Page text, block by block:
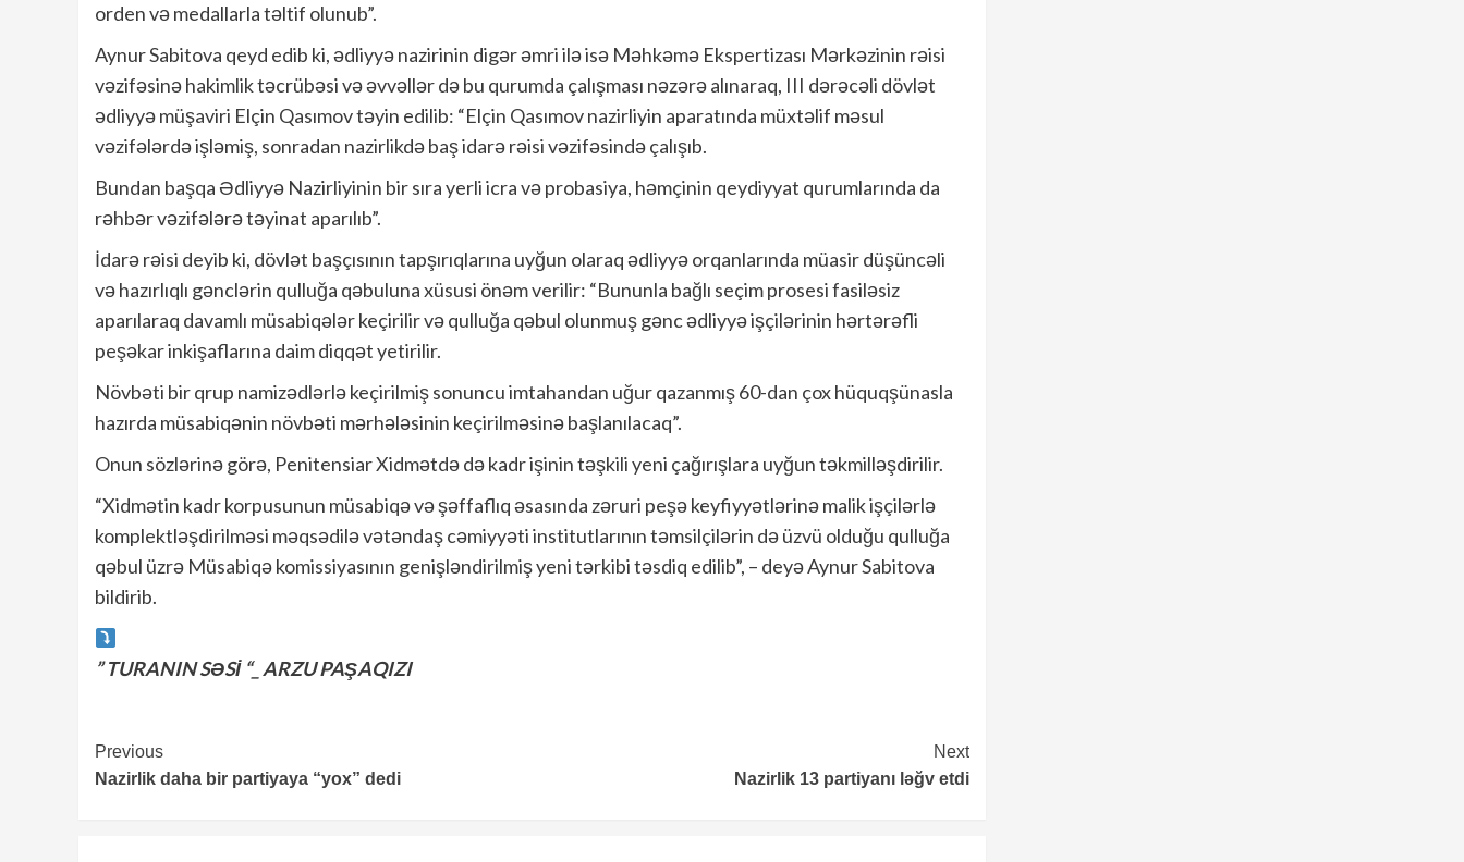
orden və medallarla təltif olunub”.
Aynur Sabitova qeyd edib ki, ədliyyə nazirinin digər əmri ilə isə Məhkəmə Ekspertizası Mərkəzinin rəisi
vəzifəsinə hakimlik təcrübəsi və əvvəllər də bu qurumda çalışması nəzərə alınaraq, III dərəcəli dövlət
ədliyyə müşaviri Elçin Qasımov təyin edilib: “Elçin Qasımov nazirliyin aparatında müxtəlif məsul
vəzifələrdə işləmiş, sonradan nazirlikdə baş idarə rəisi vəzifəsində çalışıb.
Bundan başqa Ədliyyə Nazirliyinin bir sıra yerli icra və probasiya, həmçinin qeydiyyat qurumlarında da
rəhbər vəzifələrə təyinat aparılıb”.
İdarə rəisi deyib ki, dövlət başçısının tapşırıqlarına uyğun olaraq ədliyyə orqanlarında müasir düşüncəli
və hazırlıqlı gənclərin qulluğa qəbuluna xüsusi önəm verilir: “Bununla bağlı seçim prosesi fasiləsiz
aparılaraq davamlı müsabiqələr keçirilir və qulluğa qəbul olunmuş gənc ədliyyə işçilərinin hərtərəfli
peşəkar inkişaflarına daim diqqət yetirilir.
Növbəti bir qrup namizədlərlə keçirilmiş sonuncu imtahandan uğur qazanmış 60-dan çox hüquqşünasla
hazırda müsabiqənin növbəti mərhələsinin keçirilməsinə başlanılacaq”.
Onun sözlərinə görə, Penitensiar Xidmətdə də kadr işinin təşkili yeni çağırışlara uyğun təkmilləşdirilir.
“Xidmətin kadr korpusunun müsabiqə və şəffaflıq əsasında zəruri peşə keyfiyyətlərinə malik işçilərlə
komplektləşdirilməsi məqsədilə vətəndaş cəmiyyəti institutlarının təmsilçilərin də üzvü olduğu qulluğa
qəbul üzrə Müsabiqə komissiyasının genişləndirilmiş yeni tərkibi təsdiq edilib”, – deyə Aynur Sabitova
bildirib.
” TURANIN SƏSİ “_ ARZU PAŞAQIZI
Continue
Reading
Previous
Nazirlik daha bir partiyaya “yox” dedi
Next
Nazirlik 13 partiyanı ləğv etdi